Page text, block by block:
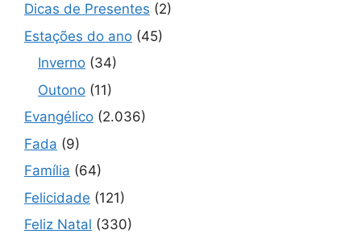
Dicas de Presentes (2)
Estações do ano (45)
Inverno (34)
Outono (11)
Evangélico (2.036)
Fada (9)
Família (64)
Felicidade (121)
Feliz Natal (330)